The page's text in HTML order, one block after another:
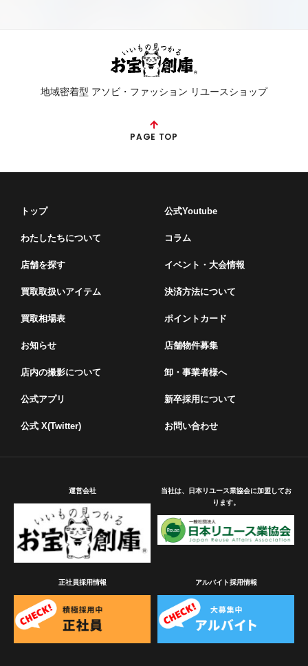
地域密着型 アソビ・ファッション リユースショップ
PAGE TOP
トップ
わたしたちについて
店舗を探す
買取取扱いアイテム
買取相場表
お知らせ
店内の撮影について
公式アプリ
公式 X(Twitter)
公式Youtube
コラム
イベント・⼤会情報
決済方法について
ポイントカード
店舗物件募集
卸・事業者様へ
新卒採用について
お問い合わせ
運営会社
当社は、日本リユース業協会に加盟してお
ります。
正社員採用情報 アルバイト採用情報